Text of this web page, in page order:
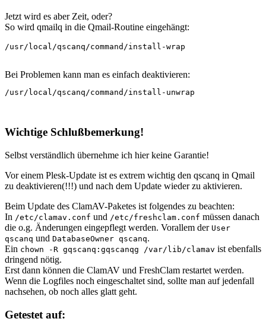
Jetzt wird es aber Zeit, oder?
So wird qmailq in die Qmail-Routine eingehängt:
/usr/local/qscanq/command/install-wrap
Bei Problemen kann man es einfach deaktivieren:
/usr/local/qscanq/command/install-unwrap
Wichtige Schlußbemerkung!
Selbst verständlich übernehme ich hier keine Garantie!
Vor einem Plesk-Update ist es extrem wichtig den qscanq in Qmail
zu deaktivieren(!!!) und nach dem Update wieder zu aktivieren.
Beim Update des ClamAV-Paketes ist folgendes zu beachten:
In /etc/clamav.conf und /etc/freshclam.conf müssen danach
die o.g. Änderungen eingepflegt werden. Vorallem der User
qscanq und DatabaseOwner qscanq.
Ein chown -R gqscanq:gqscanqg /var/lib/clamav ist ebenfalls
dringend nötig.
Erst dann können die ClamAV und FreshClam restartet werden.
Wenn die Logfiles noch eingeschaltet sind, sollte man auf jedenfall
nachsehen, ob noch alles glatt geht.
Getestet auf: